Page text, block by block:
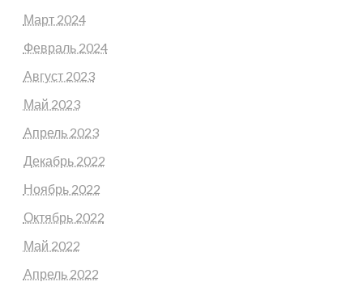
Март 2024
Февраль 2024
Август 2023
Май 2023
Апрель 2023
Декабрь 2022
Ноябрь 2022
Октябрь 2022
Май 2022
Апрель 2022